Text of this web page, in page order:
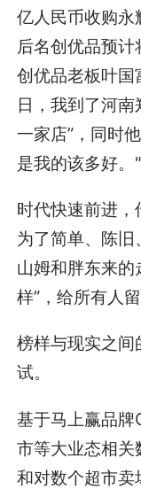
亿人民币收购
后名创优品预
创优品老板叶国
日，我到了河
一家店”，同时
是我的该多好。"
时代快速前进
为了简单、陈旧
山姆和胖东来的
样”，给所有人
榜样与现实之
试。
基于马上赢品
市等大业态相关
和对数个超市卖